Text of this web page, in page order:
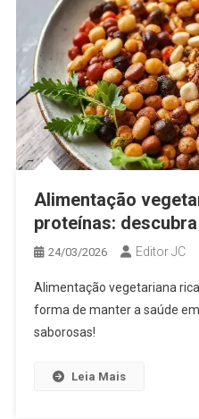
Alimentação
proteínas:
24/03/2026 Editor JC
Alimentação vegetariana
forma de manter a saúde
saborosas!
Leia Mais